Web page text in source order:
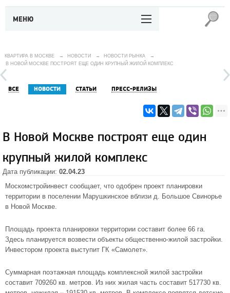
МЕНЮ
КВАРТИРА В МОСКВЕ → НОВОСТИ → НОВОСТИ РЫНКА
→
В НОВОЙ МОСКВЕ ПОСТРОЯТ ЕЩЕ ОДИН КРУПНЫЙ ЖИЛОЙ КОМПЛЕКС
ВСЕ НОВОСТИ СТАТЬИ ПРЕСС-РЕЛИЗЫ
В Новой Москве построят еще один
крупный жилой комплекс
Дата публикации: 02.04.23
Москомстройинвест сообщает, что одобрен проект планировки
территории в поселении Марушкинское вблизи д. Большое Свинорье
в Новой Москве.
Площадь проекта планировки территории составит более 66 га.
Здесь планируется возвести объекты общественно-жилой застройки.
Инвестором проекта выступит ГК «Самолет».
Суммарная поэтажная площадь комплексной жилой застройки
составит 709260 кв. метров. Из них жилая часть составит 517730 кв.